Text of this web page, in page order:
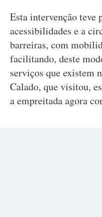
Esta intervenção
acessibilidades e a
barreiras, com
facilitando, deste
serviços que existem
Calado, que visitou,
a empreitada agora